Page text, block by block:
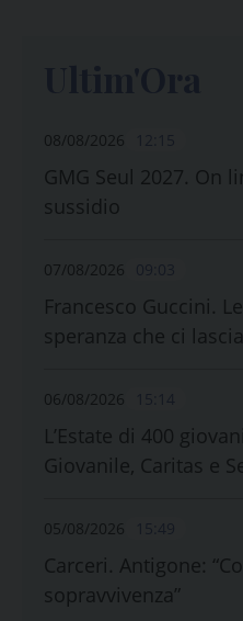
08/08/2026
GMG Seul 2027. On
sussidio
07/08/2026
Francesco Guccini.
speranza che ci lascia
06/08/2026
L’Estate di 400
Giovanile, Caritas e
05/08/2026
Carceri. Antigone:
sopravvivenza”